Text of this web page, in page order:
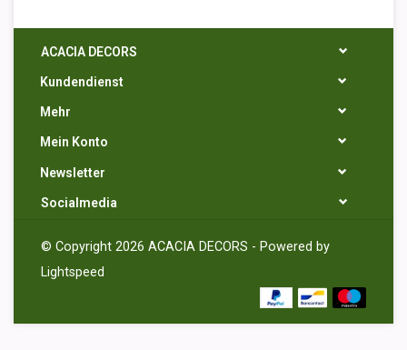
ACACIA DECORS
Kundendienst
Mehr
Mein Konto
Newsletter
Socialmedia
© Copyright 2026 ACACIA DECORS - Powered by
Lightspeed